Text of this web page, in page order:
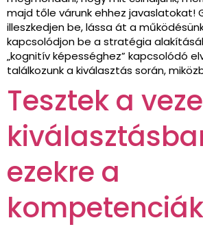
majd tőle várunk ehhez javaslatokat!
illeszkedjen be, lássa át a
kapcsolódjon be a stratégia
„kognitív képességhez” kapcsolódó
találkozunk a kiválasztás során,
Tesztek a
ezekre a